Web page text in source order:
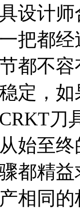
设计
把都
都不
定，
刀
始至
都精
相同